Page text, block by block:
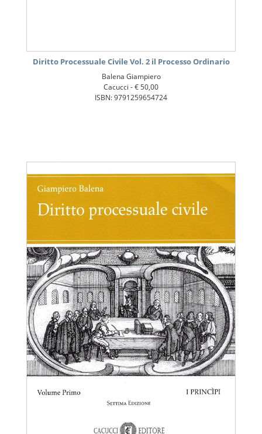
Diritto Processuale Civile Vol. 2 il Processo Ordinario
Balena Giampiero
Cacucci -€ 50,00
ISBN: 9791259654724